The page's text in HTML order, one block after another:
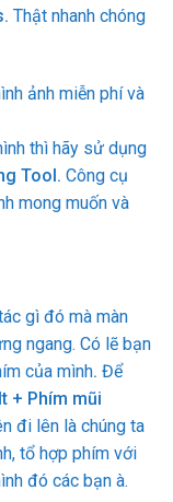
Thật nhanh chóng
ảnh miễn phí và
thì hãy sử dụng
Tool. Công cụ
mong muốn và
gì đó mà màn
ngang. Có lẽ bạn
của mình. Để
+ Phím mũi
đi lên là chúng ta
tổ hợp phím với
đó các bạn à.